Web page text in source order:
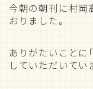
今朝の朝刊に村岡
おりました。
ありがたいことに
していただいてい